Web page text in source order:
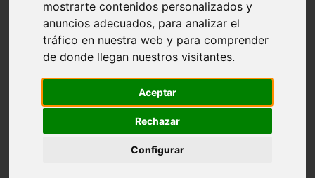
mostrarte contenidos personalizados y
anuncios adecuados, para analizar el
tráfico en nuestra web y para comprender
de donde llegan nuestros visitantes.
Aceptar
Rechazar
Configurar
Huesca - castejón-de-sos
Sevilla - marinaleda
Córdoba - almedinilla
Navarra - zangoza
Cantabria - arenas-de-iguña
Barcelona - la-pobla-de-lillet
Las-palmas - yaiza
Valladolid - fuensaldaña